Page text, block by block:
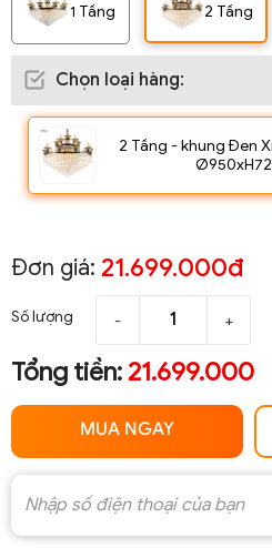
1 Tầng 2 Tầng
Chọn loại hàng:
2 Tầng - khung Đen
Đơn giá: 21.699.000đ
Số lượng - +
Tổng tiền: 21.699.000
MUA NGAY